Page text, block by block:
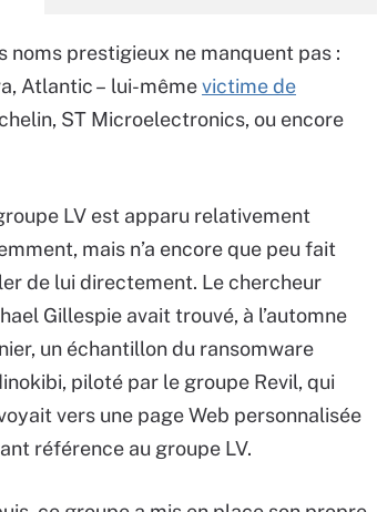
noms prestigieux ne manquent pas :
Atlantic – lui-mêmevictime de
ST Microelectronics, ou encore
LV est apparu relativement
mais n’a encore que peu fait
de lui directement. Le chercheur
Gillespie avait trouvé, à l’automne
un échantillon du ransomware
piloté par le groupe Revil, qui
vers une page Web personnalisée
référence au groupe LV.